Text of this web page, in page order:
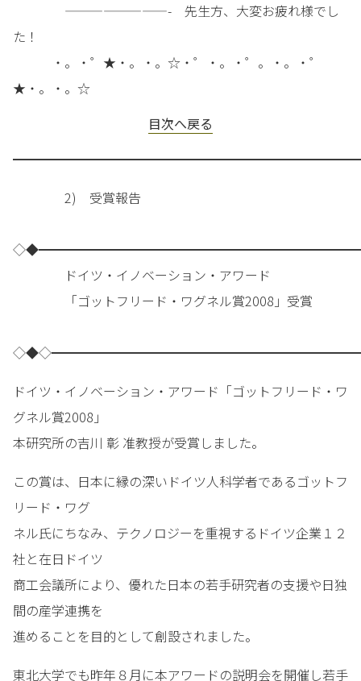
————————- 先生方、大変お疲れ様でし
た！
・。・゜★・。・。☆・゜・。・゜。・。・゜
★・。・。☆
目次へ戻る
2) 受賞報告
ドイツ・イノベーション・アワード
「ゴットフリード・ワグネル賞2008」受賞
ドイツ・イノベーション・アワード「ゴットフリード・ワ
グネル賞2008」
本研究所の吉川 彰 准教授が受賞しました。
この賞は、日本に縁の深いドイツ人科学者であるゴットフ
リード・ワグ
ネル氏にちなみ、テクノロジーを重視するドイツ企業１２
社と在日ドイツ
商工会議所により、優れた日本の若手研究者の支援や日独
間の産学連携を
進めることを目的として創設されました。
東北大学でも昨年８月に本アワードの説明会を開催し若手